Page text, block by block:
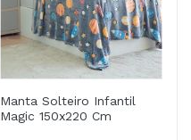
Manta Solteiro Infantil
Magic 150x220 Cm